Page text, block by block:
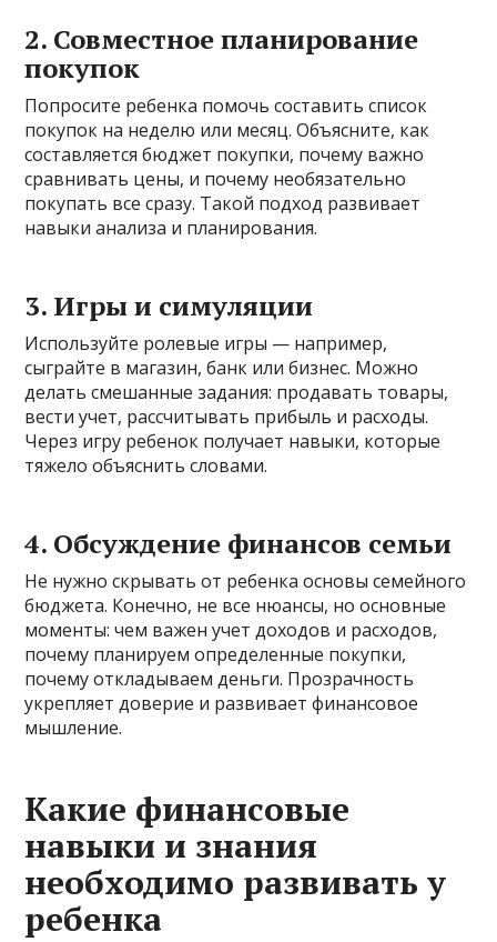
2. Совместное планирование
покупок
Попросите ребенка помочь составить список
покупок на неделю или месяц. Объясните, как
составляется бюджет покупки, почему важно
сравнивать цены, и почему необязательно
покупать все сразу. Такой подход развивает
навыки анализа и планирования.
3. Игры и симуляции
Используйте ролевые игры — например,
сыграйте в магазин, банк или бизнес. Можно
делать смешанные задания: продавать товары,
вести учет, рассчитывать прибыль и расходы.
Через игру ребенок получает навыки, которые
тяжело объяснить словами.
4. Обсуждение финансов семьи
Не нужно скрывать от ребенка основы семейного
бюджета. Конечно, не все нюансы, но основные
моменты: чем важен учет доходов и расходов,
почему планируем определенные покупки,
почему откладываем деньги. Прозрачность
укрепляет доверие и развивает финансовое
мышление.
Какие финансовые
навыки и знания
необходимо развивать у
ребенка